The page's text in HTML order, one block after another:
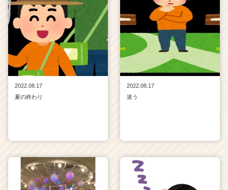
2022.08.17
夏の終わり
2022.08.17
迷う